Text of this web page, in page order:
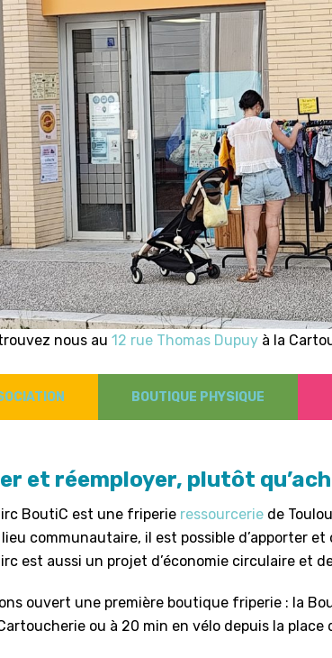
nous au 12 rue Thomas Dupuy à la
BOUTIQUE PHYSIQUE
et réemployer, plutôt
BoutiC est une friperie ressourcerie de
lieu communautaire, il est possible d’apporter
est aussi un projet d’économie circulaire et
ouvert une première boutique friperie : la
ou à 20 min en vélo depuis la place